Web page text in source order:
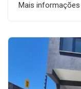
Mais informações